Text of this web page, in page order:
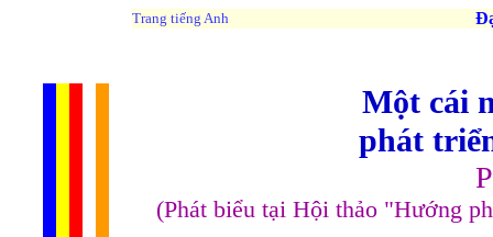
Trang tiếng Anh
Một cái
phát
(Phát biểu tại Hội thảo "Hướng